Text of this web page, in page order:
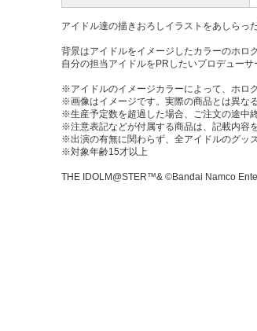
アイドル達の描きおろしイラストをあしらっ
背景はアイドルをイメージしたカラーのホロ
自分の担当アイドルをPRしたいプロデューサ
※アイドルのイメージカラーによって、ホロ
※画像はイメージです。実際の商品とは異な
※生産予定数を超過した場合、ご注文の途中
※注意表記などが付属する商品は、記載内容
※出演の有無に関わらず、全アイドルのグッ
※対象年齢15才以上
THE IDOLM@STER™& ©Bandai Namco